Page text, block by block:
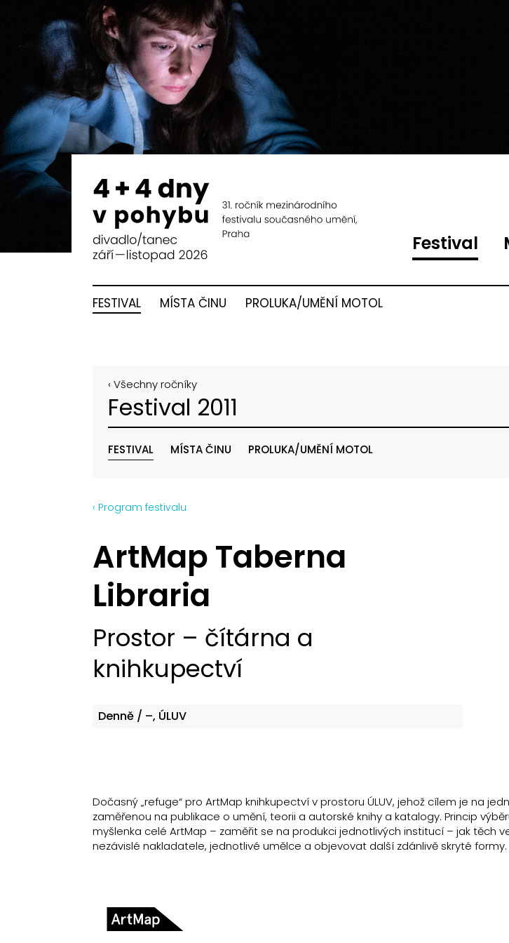
Festival
FESTIVAL MÍSTA ČINU PROLUKA/UMĚNÍ MOTOL
‹ Všechny ročníky
Festival 2011
FESTIVAL MÍSTA ČINU PROLUKA/UMĚNÍ MOTOL
‹ Program festivalu
ArtMap Taberna
Libraria
Prostor – čítárna a
knihkupectví
Denně / –, ÚLUV
Dočasný „refuge“ pro ArtMap knihkupectví v prostoru ÚLUV, jehož cílem je na
zaměřenou na publikace o umění, teorii a autorské knihy a katalogy. Princip
myšlenka celé ArtMap – zaměřit se na produkci jednotlivých institucí – jak těch
nezávislé nakladatele, jednotlivé umělce a objevovat další zdánlivě skryté formy.